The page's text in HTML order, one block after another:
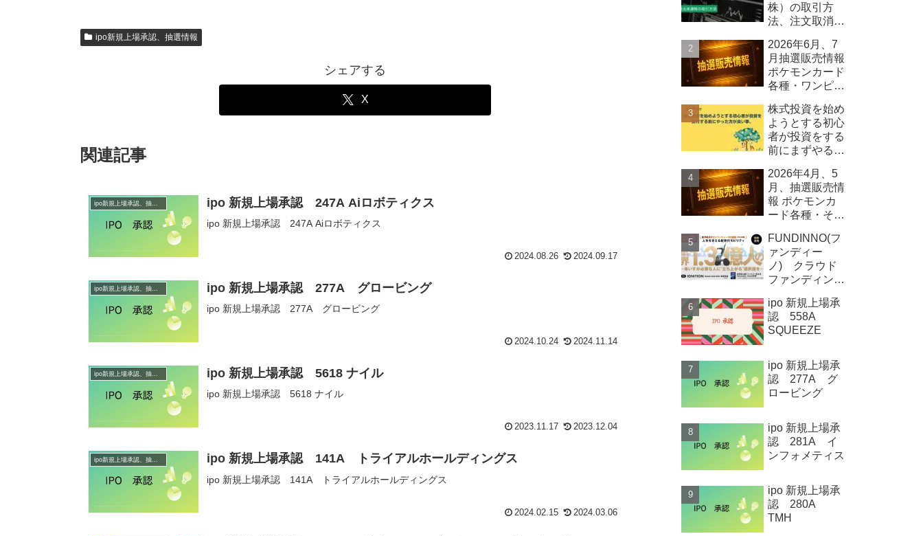
ipo新規上場承認、抽選情報
シェアする
X
関連記事
ipo新規上場承認、抽選情報 ipo 新規上場承認 247A Aiロボティクス
ipo 新規上場承認 247A Aiロボティクス
2024.08.26 2024.09.17
ipo新規上場承認、抽選情報 ipo 新規上場承認 277A グロービング
ipo 新規上場承認 277A グロービング
2024.10.24 2024.11.14
ipo新規上場承認、抽選情報 ipo 新規上場承認 5618 ナイル
ipo 新規上場承認 5618 ナイル
2023.11.17 2023.12.04
ipo 新規上場承認 141A トライアルホールディングス
ipo 新規上場承認 141A トライアルホールディングス
2024.02.15 2024.03.06
株）の取引方
法、注文取消し
いて
2026年6月、7
月抽選販売情報
ポケモンカード
各種・ワンピー
その他
株式投資を始め
ようとする初心
者が投資をする
前にまずやるべ
2026年4月、5
月、抽選販売情
報 ポケモンカ
ード各種・その
FUNDINNO(フ
ァンディー
ノ) クラウド
ファンディング
報 Qolo株式
会社
ipo 新規上場承
認 558A
SQUEEZE
ipo 新規上場承
認 277A グ
ロービング
ipo 新規上場承
認 281A イ
ンフォメティス
ipo 新規上場承
認 280A
TMH